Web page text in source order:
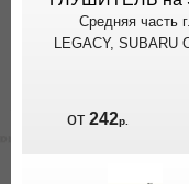
Средняя часть
LEGACY,
от 242р.